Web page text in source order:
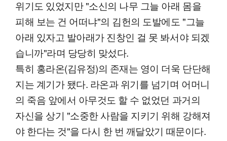
위기도 있었지만 "소신의 나무 그늘 아래 몸을
피해 보는 건 어떠냐"의 김헌의 도발에도 "그늘
아래 있자고 발아래가 진창인 걸 못 봐서야 되겠
습니까"라며 당당히 맞섰다.
특히 홍라온(김유정)의 존재는 영이 더욱 단단해
지는 계기가 됐다. 라온과 위기를 넘기며 어머니
의 죽음 앞에서 아무것도 할 수 없었던 과거의
자신을 상기 "소중한 사람을 지키기 위해 강해져
야 한다는 것"을 다시 한 번 깨달았기 때문이다.